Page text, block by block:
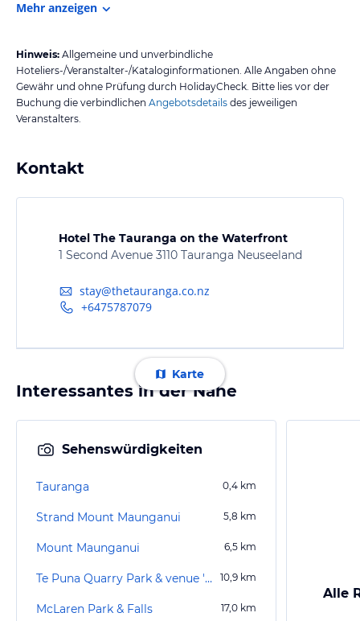
Mehr anzeigen
Hinweis: Allgemeine und unverbindliche
Hoteliers-/Veranstalter-/Kataloginformationen. Alle Angaben ohne
Gewähr und ohne Prüfung durch HolidayCheck. Bitte lies vor der
Buchung die verbindlichen Angebotsdetails des jeweiligen
Veranstalters.
Kontakt
Hotel The Tauranga on the Waterfront
1 Second Avenue 3110 Tauranga Neuseeland
stay@thetauranga.co.nz
+6475787079
Karte
Interessantes in der Nähe
Sehenswürdigkeiten
Tauranga 0,4 km
Strand Mount Maunganui 5,8 km
Mount Maunganui 6,5 km
Te Puna Quarry Park & venue 'The Gallery' 10,9 km
McLaren Park & Falls 17,0 km
Alle